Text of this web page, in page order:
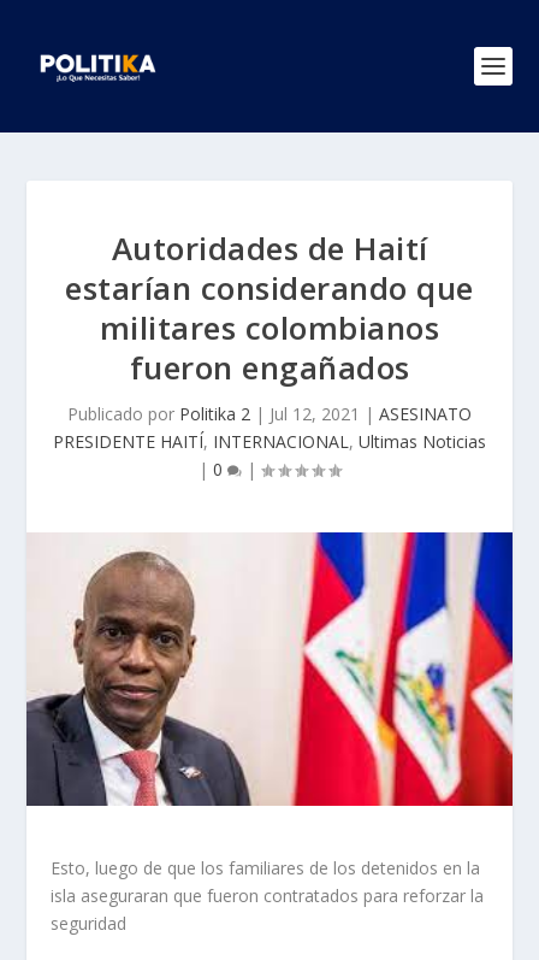
Autoridades de Haití
estarían considerando que
militares colombianos
fueron engañados
Publicado por Politika 2 | Jul 12, 2021 | ASESINATO
PRESIDENTE HAITÍ, INTERNACIONAL, Ultimas Noticias
| 0 |
Esto, luego de que los familiares de los detenidos en la
isla aseguraran que fueron contratados para reforzar la
seguridad